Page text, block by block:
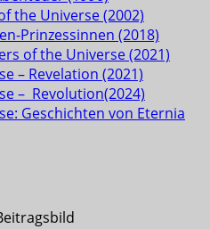
the Universe (2002)
Prinzessinnen (2018)
of the Universe (2021)
– Revelation (2021)
– Revolution(2024)
Geschichten von Eternia